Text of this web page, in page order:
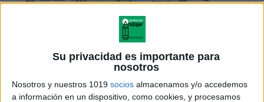
Su privacidad es importante para
nosotros
Nosotros y nuestros 1019 socios almacenamos y/o accedemos
a información en un dispositivo, como cookies, y procesamos